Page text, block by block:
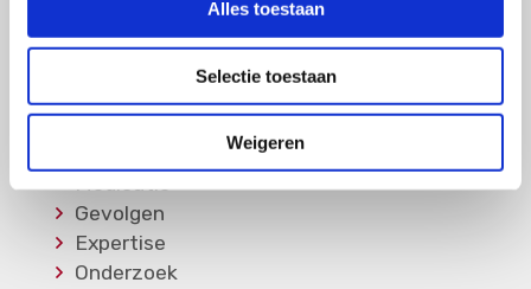
Alles toestaan
Selectie toestaan
Weigeren
Overige Vasculitiden
Informatie
Soorten Vasculitis
Medicatie
Gevolgen
Expertise
Onderzoek